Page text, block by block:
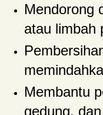
Mendorong
atau limbah
Membantu
gedung,